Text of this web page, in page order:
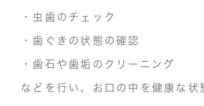
・虫歯のチェック
・歯ぐきの状態の確認
・歯石や歯垢のクリーニング
などを行い、お口の中を健康な状